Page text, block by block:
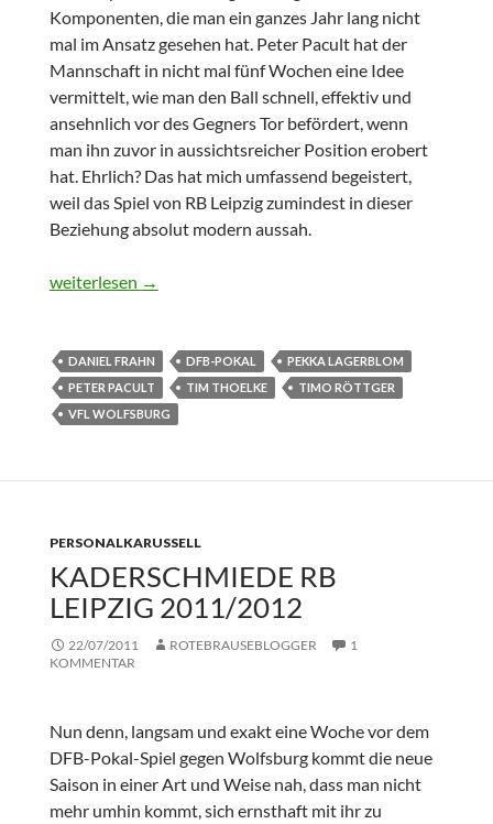
Komponenten, die man ein ganzes Jahr lang nicht
mal im Ansatz gesehen hat. Peter Pacult hat der
Mannschaft in nicht mal fünf Wochen eine Idee
vermittelt, wie man den Ball schnell, effektiv und
ansehnlich vor des Gegners Tor befördert, wenn
man ihn zuvor in aussichtsreicher Position erobert
hat. Ehrlich? Das hat mich umfassend begeistert,
weil das Spiel von RB Leipzig zumindest in dieser
Beziehung absolut modern aussah.
DFB-Pokal: RB Leipzig vs. VfL Wolfsburg 3:2
weiterlesen →
DANIEL FRAHN DFB-POKAL
PEKKA LAGERBLOM
PETER PACULT
TIM THOELKE
TIMO RÖTTGER
VFL WOLFSBURG
PERSONALKARUSSELL
KADERSCHMIEDE RB
LEIPZIG 2011/2012
22/07/2011 ROTEBRAUSEBLOGGER
1
KOMMENTAR
Nun denn, langsam und exakt eine Woche vor dem
DFB-Pokal-Spiel gegen Wolfsburg kommt die neue
Saison in einer Art und Weise nah, dass man nicht
mehr umhin kommt, sich ernsthaft mit ihr zu